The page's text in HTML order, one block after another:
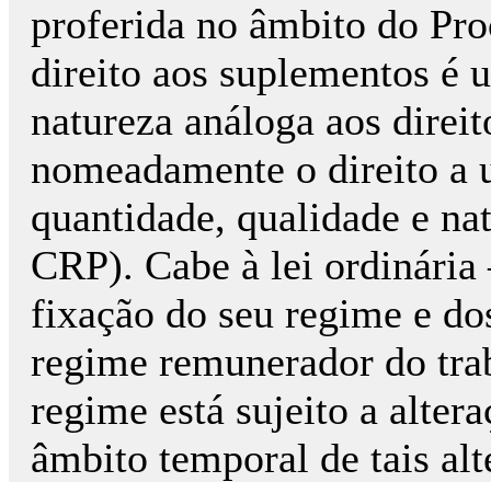
proferida no âmbito do
direito aos suplementos é
natureza análoga aos
nomeadamente o direito a
quantidade, qualidade e
CRP). Cabe à lei ordinária
fixação do seu regime e
regime remunerador do
regime está sujeito a
âmbito temporal de tais